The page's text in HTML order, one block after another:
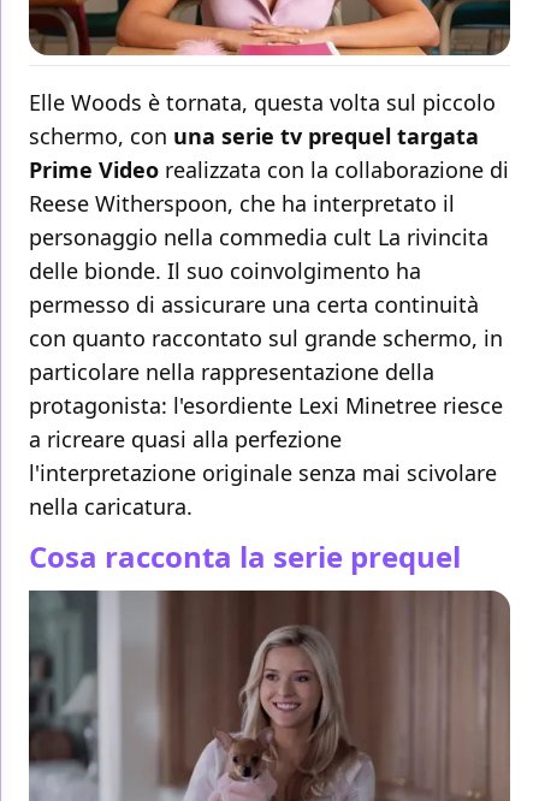
Elle Woods è tornata, questa volta sul piccolo
schermo, con una serie tv prequel targata
Prime Video realizzata con la collaborazione di
Reese Witherspoon, che ha interpretato il
personaggio nella commedia cult La rivincita
delle bionde. Il suo coinvolgimento ha
permesso di assicurare una certa continuità
con quanto raccontato sul grande schermo, in
particolare nella rappresentazione della
protagonista: l'esordiente Lexi Minetree riesce
a ricreare quasi alla perfezione
l'interpretazione originale senza mai scivolare
nella caricatura.
Cosa racconta la serie prequel